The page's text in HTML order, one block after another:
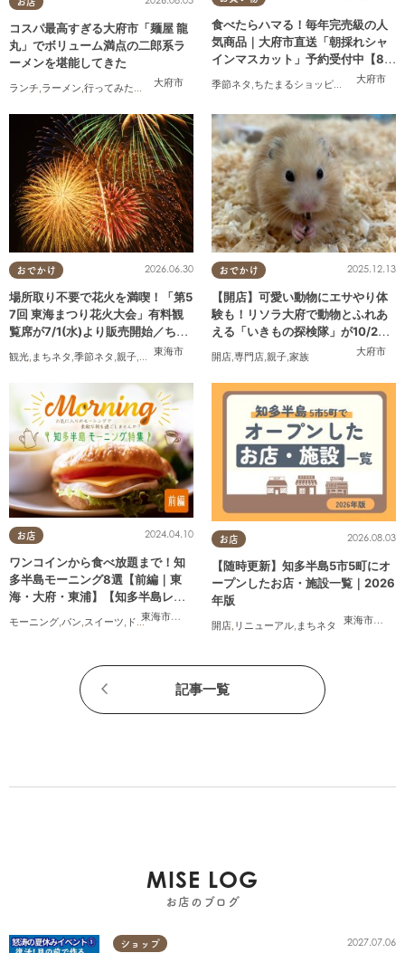
大府市
コスパ最高すぎる大府市「麺屋 龍
丸」でボリューム満点の二郎系ラ
ーメンを堪能してきた
ランチ,ラーメン,行ってみたレポ ,おひとりさま,コスパ抜群
大府市
食べたらハマる！毎年完売級の人
気商品｜大府市直送「朝採れシャ
インマスカット」予約受付中【8/2
0頃より順次配送】／ちたまるショ
ッピング
季節ネタ ,ちたまるショッピング 夫婦 ,家族
おでかけ
東海市
2026.06.30
場所取り不要で花火を満喫！「第5
7回 東海まつり花火大会」有料観
覧席が7/1(水)より販売開始／ちた
観光 まちネタ 季節ネタ 親子 夫婦,家族 カップル,友人,花火
おでかけ
大府市
2025.12.13
【開店】可愛い動物にエサやり体
験も！リソラ大府で動物とふれあ
える「いきもの探検隊」が10/24
開店 専門店 親子 家族
お店
東海市
,大府市
2024.04.10
ワンコインから食べ放題まで！知
多半島モーニング8選【前編｜東
海・大府・東浦】【知多半島レポ#
モーニング パン スイーツ ドライブ , 旅行 ,夫婦 ,家族 カップル,おひとりさま,友人
お店
東海市
,大府
2026.08.03
【随時更新】知多半島5市5町にオ
ープンしたお店・施設一覧｜2026
年版
開店 リニューアル まちネタ
記事一覧
MISE LOG
お店のブログ
ショップ 2027.07.06